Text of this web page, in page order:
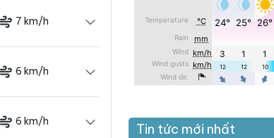
7 km/h
6 km/h
6 km/h
Tin tức mới nhất